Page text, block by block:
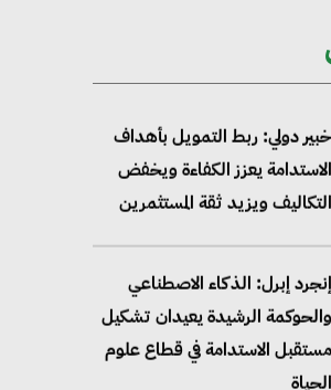
خبير دولي: ربط التمويل بأهداف
الاستدامة يعزز الكفاءة ويخفض
التكاليف ويزيد ثقة المستثمرين
إنجرد إبرل: الذكاء الاصطناعي
والحوكمة الرشيدة يعيدان تشكيل
مستقبل الاستدامة في قطاع علوم
الحياة